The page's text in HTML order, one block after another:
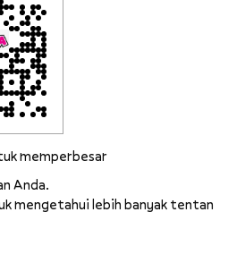
Anda.
mengetahui lebih banyak tentan
memperbesar